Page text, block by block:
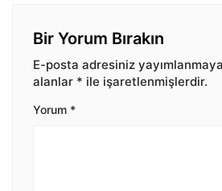
Bir Yorum Bırakın
E-posta adresiniz
alanlar * ile işaretlenmişlerdir.
Yorum *